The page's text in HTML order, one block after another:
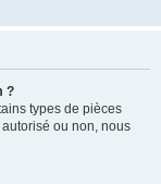
?
types de pièces
ou non, nous